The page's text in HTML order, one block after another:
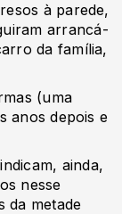
à parede,
arrancá-
da família,
(uma
anos depois e
ainda,
nesse
da metade